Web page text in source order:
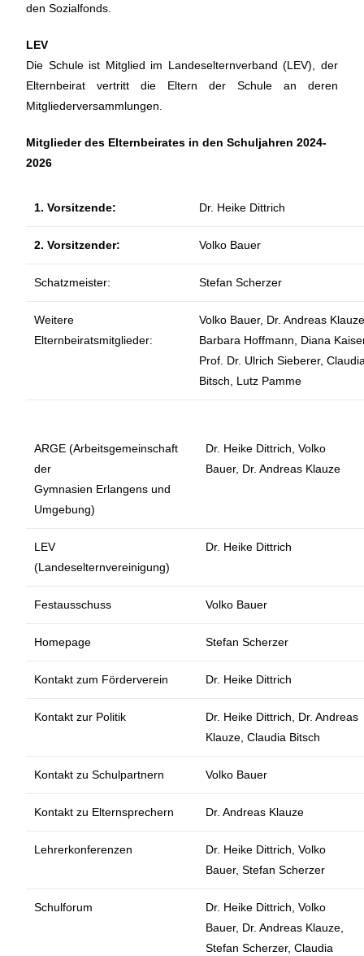
den Sozialfonds.
LEV
Die Schule ist Mitglied im Landeselternverband (LEV), der
Elternbeirat vertritt die Eltern der Schule an deren
Mitgliederversammlungen.
Mitglieder des Elternbeirates in den Schuljahren 2024-
2026
1. Vorsitzende: Dr. Heike Dittrich
2. Vorsitzender: Volko Bauer
Schatzmeister: Stefan Scherzer
Weitere
Elternbeiratsmitglieder:
Volko Bauer, Dr. Andreas
Barbara Hoffmann, Diana
Prof. Dr. Ulrich Sieberer,
Bitsch, Lutz Pamme
ARGE (Arbeitsgemeinschaft
der
Gymnasien Erlangens und
Umgebung)
Dr. Heike Dittrich, Volko
Bauer, Dr. Andreas Klauze
LEV
(Landeselternvereinigung)
Dr. Heike Dittrich
Festausschuss Volko Bauer
Homepage Stefan Scherzer
Kontakt zum Förderverein Dr. Heike Dittrich
Kontakt zur Politik
Dr. Heike Dittrich, Dr. Andreas
Klauze, Claudia Bitsch
Kontakt zu Schulpartnern Volko Bauer
Kontakt zu Elternsprechern Dr. Andreas Klauze
Lehrerkonferenzen
Dr. Heike Dittrich, Volko
Bauer, Stefan Scherzer
Schulforum
Dr. Heike Dittrich, Volko
Bauer, Dr. Andreas Klauze,
Stefan Scherzer, Claudia